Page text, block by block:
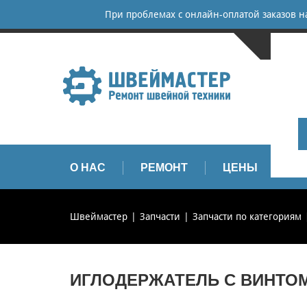
При проблемах с онлайн-оплатой заказов
О НАС РЕМОНТ ЦЕНЫ
Швеймастер Запчасти Запчасти по категориям
ИГЛОДЕРЖАТЕЛЬ С ВИНТОМ